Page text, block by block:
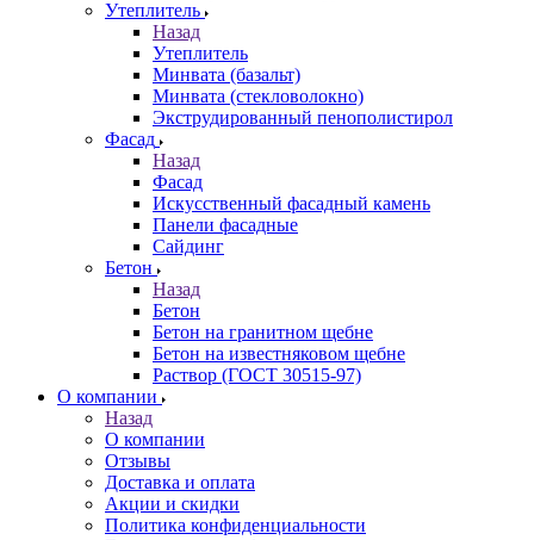
Утеплитель
Назад
Утеплитель
Минвата (базальт)
Минвата (стекловолокно)
Экструдированный пенополистирол
Фасад
Назад
Фасад
Искусственный фасадный камень
Панели фасадные
Сайдинг
Бетон
Назад
Бетон
Бетон на гранитном щебне
Бетон на известняковом щебне
Раствор (ГОСТ 30515-97)
О компании
Назад
О компании
Отзывы
Доставка и оплата
Акции и скидки
Политика конфиденциальности